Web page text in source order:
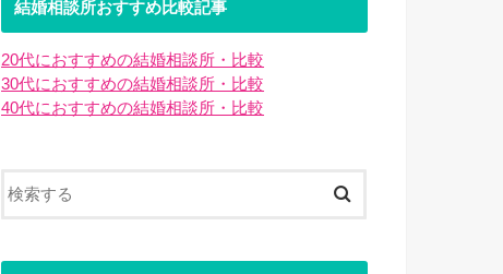
結婚相談所おすすめ比較記事
20代におすすめの結婚相談所・比較
30代におすすめの結婚相談所・比較
40代におすすめの結婚相談所・比較